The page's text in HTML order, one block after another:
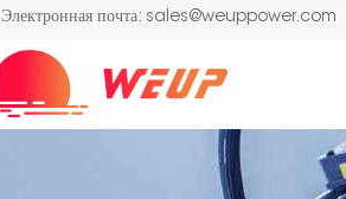
Электронная почта: sales@weuppower.com